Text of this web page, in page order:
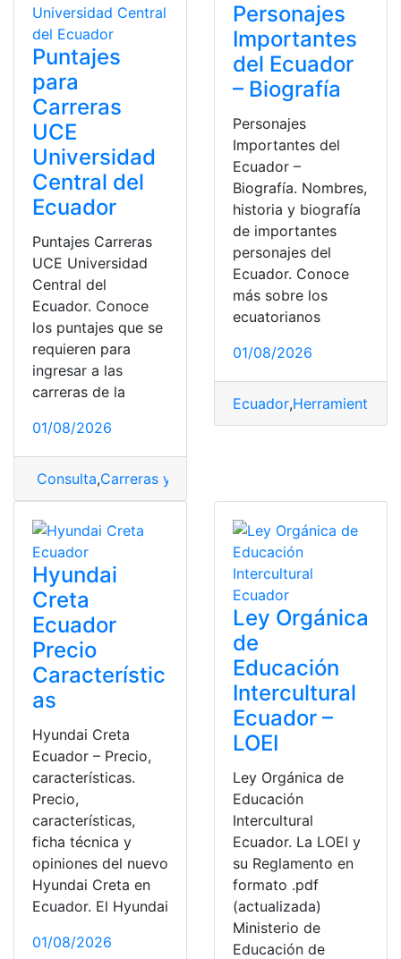
Puntajes
para
Carreras
UCE
Universidad
Central del
Ecuador
Puntajes Carreras
UCE Universidad
Central del
Ecuador. Conoce
los puntajes que se
requieren para
ingresar a las
carreras de la
01/08/2026
Consulta,Carreras y Puntajes
Personajes
Importantes
del Ecuador
– Biografía
Personajes
Importantes del
Ecuador –
Biografía. Nombres,
historia y biografía
de importantes
personajes del
Ecuador. Conoce
más sobre los
ecuatorianos
01/08/2026
Ecuador,Herramientas
Hyundai
Creta
Ecuador
Precio
Característic
as
Hyundai Creta
Ecuador – Precio,
características.
Precio,
características,
ficha técnica y
opiniones del nuevo
Hyundai Creta en
Ecuador. El Hyundai
01/08/2026
Ley Orgánica
de
Educación
Intercultural
Ecuador –
LOEI
Ley Orgánica de
Educación
Intercultural
Ecuador. La LOEI y
su Reglamento en
formato .pdf
(actualizada)
Ministerio de
Educación de